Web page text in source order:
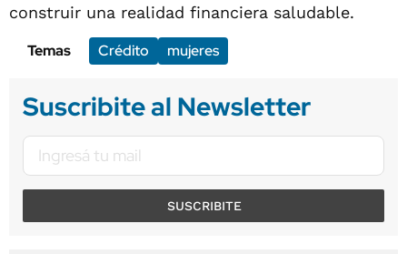
construir una realidad financiera saludable.
Temas
Crédito mujeres
Suscribite al Newsletter
SUSCRIBITE